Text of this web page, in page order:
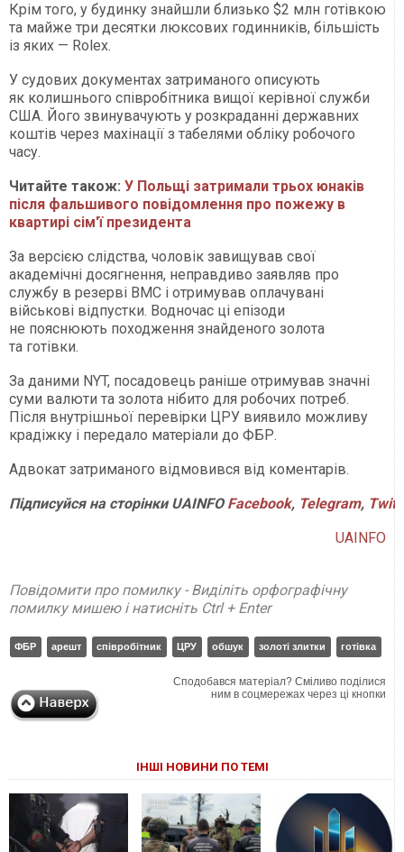
Крім того, у будинку знайшли близько $2 млн готівкою
та майже три десятки люксових годинників, більшість
із яких — Rolex.
У судових документах затриманого описують
як колишнього співробітника вищої керівної служби
США. Його звинувачують у розкраданні державних
коштів через махінації з табелями обліку робочого
часу.
Читайте також: У Польщі затримали трьох юнаків
після фальшивого повідомлення про пожежу в
квартирі сім'ї президента
За версією слідства, чоловік завищував свої
академічні досягнення, неправдиво заявляв про
службу в резерві ВМС і отримував оплачувані
військові відпустки. Водночас ці епізоди
не пояснюють походження знайденого золота
та готівки.
За даними NYT, посадовець раніше отримував значні
суми валюти та золота нібито для робочих потреб.
Після внутрішньої перевірки ЦРУ виявило можливу
крадіжку і передало матеріали до ФБР.
Адвокат затриманого відмовився від коментарів.
ПідписуйсянасторінкиUAINFO Facebook, Telegram,
UAINFO
Повідомити про помилку - Виділіть орфографічну
помилку мишею і натисніть Ctrl + Enter
ФБР арешт співробітник ЦРУ обшук золоті злитки готівка
Сподобався матеріал? Сміливо поділися
ним в соцмережах через ці кнопки
ІНШІ НОВИНИ ПО ТЕМІ